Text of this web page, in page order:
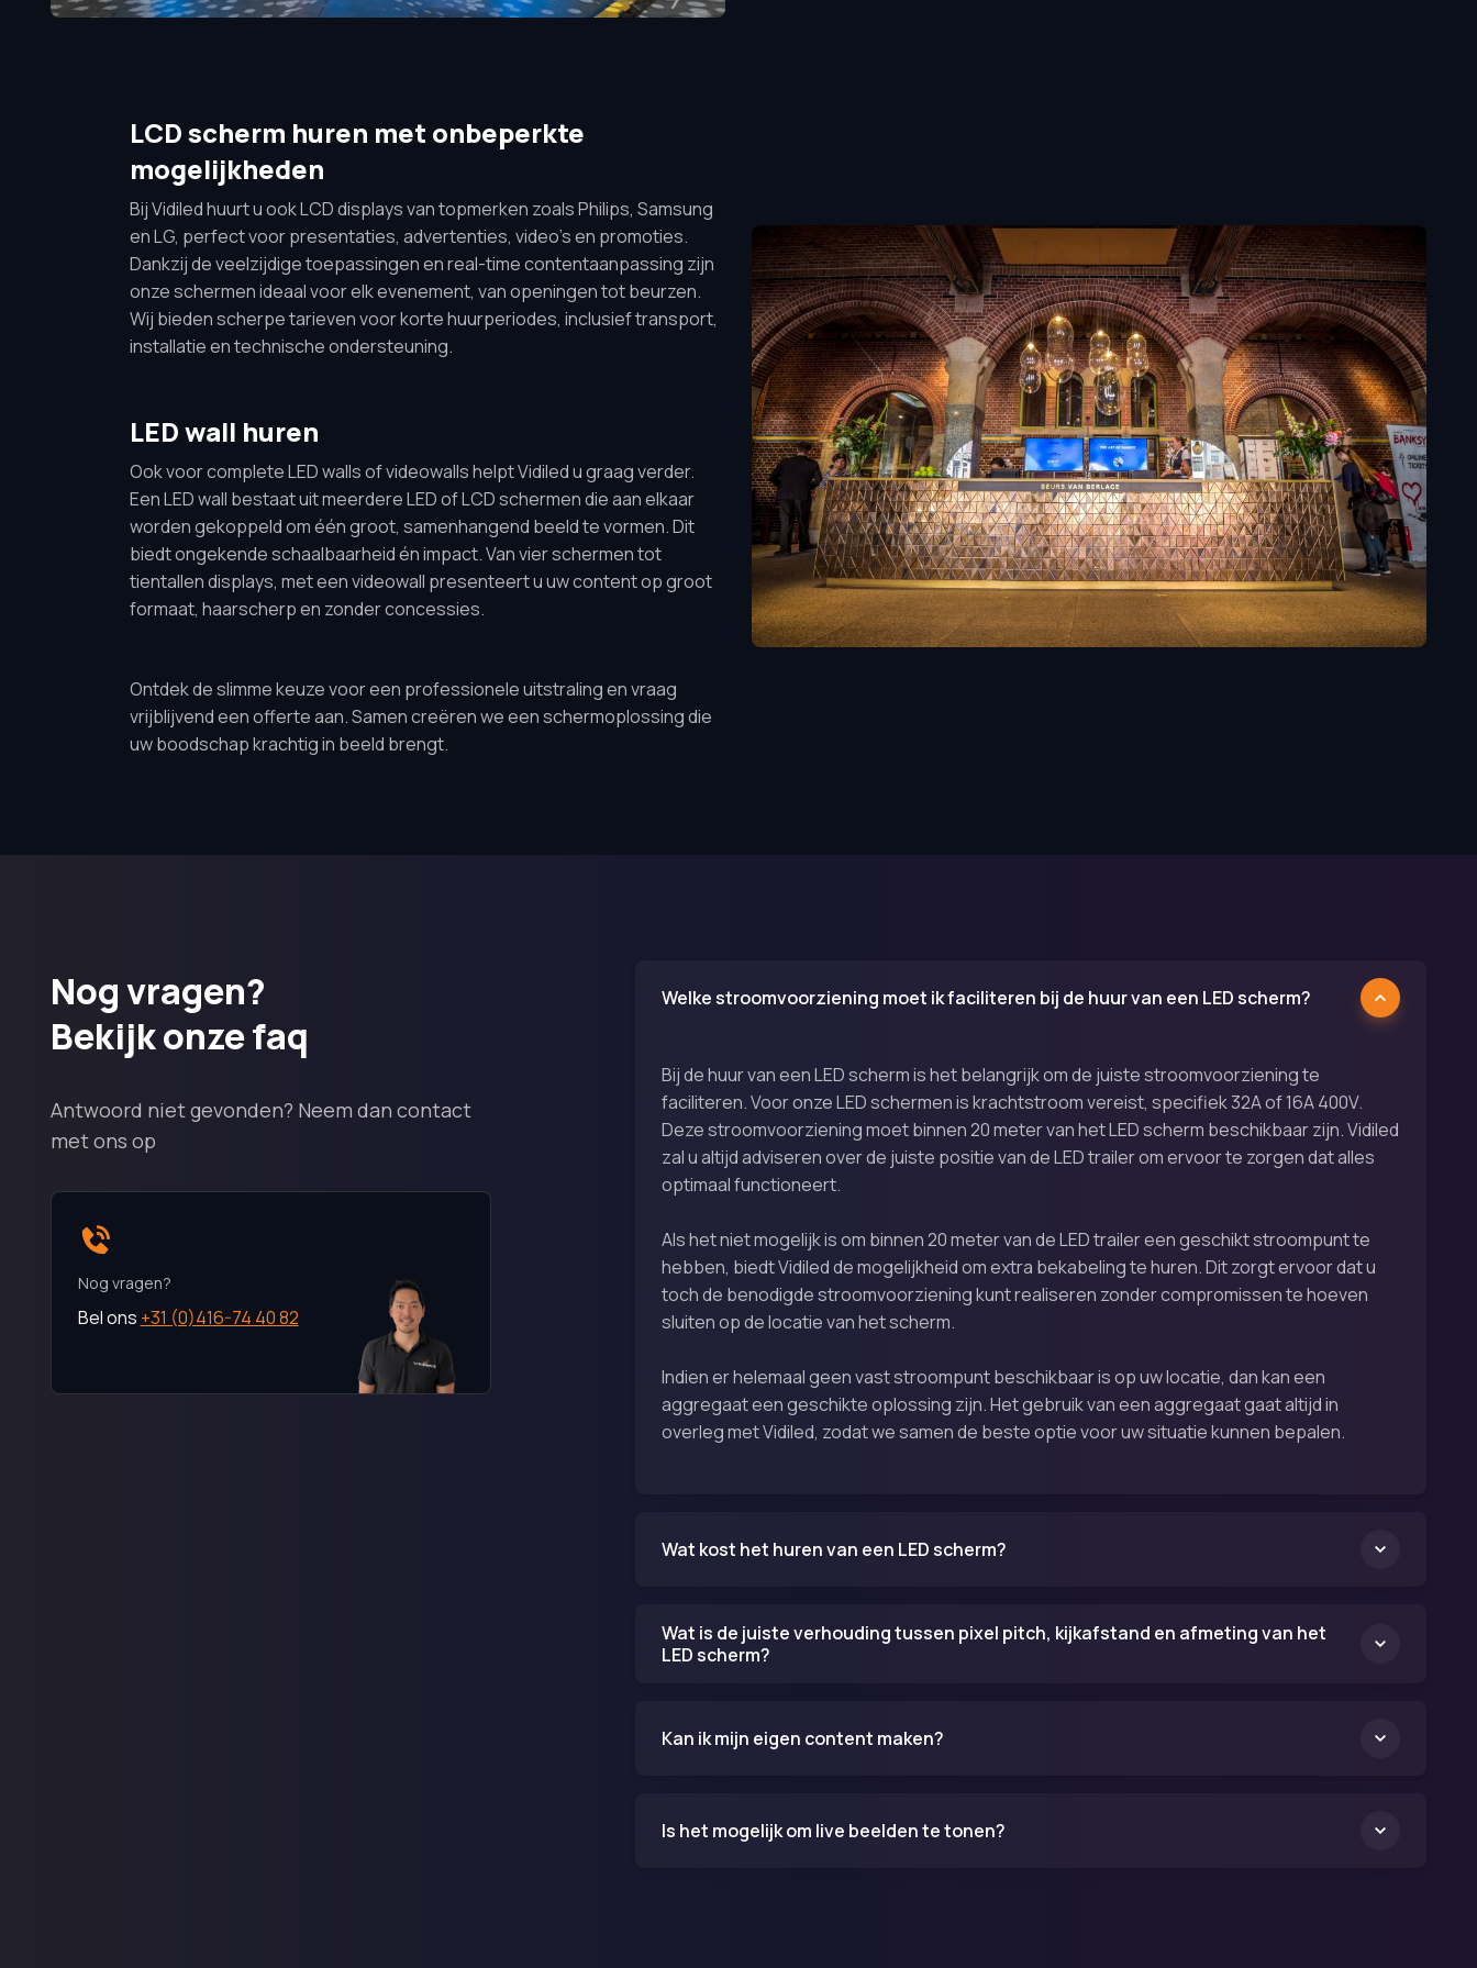
LCD scherm huren met onbeperkte
mogelijkheden
Bij Vidiled huurt u ook LCD displays van topmerken zoals Philips, Samsung
en LG, perfect voor presentaties, advertenties, video’s en promoties.
Dankzij de veelzijdige toepassingen en real-time contentaanpassing zijn
onze schermen ideaal voor elk evenement, van openingen tot beurzen.
Wij bieden scherpe tarieven voor korte huurperiodes, inclusief transport,
installatie en technische ondersteuning.
LED wall huren
Ook voor complete LED walls of videowalls helpt Vidiled u graag verder.
Een LED wall bestaat uit meerdere LED of LCD schermen die aan elkaar
worden gekoppeld om één groot, samenhangend beeld te vormen. Dit
biedt ongekende schaalbaarheid én impact. Van vier schermen tot
tientallen displays, met een videowall presenteert u uw content op groot
formaat, haarscherp en zonder concessies.
Ontdek de slimme keuze voor een professionele uitstraling en vraag
vrijblijvend een offerte aan. Samen creëren we een schermoplossing die
uw boodschap krachtig in beeld brengt.
Nog vragen?
Bekijk onze faq
Antwoord niet gevonden? Neem dan contact
met ons op
Nog vragen?
Bel ons +31 (0)416-74 40 82
Welke stroomvoorziening moet ik faciliteren bij de huur van een LED scherm?
Bij de huur van een LED scherm is het belangrijk om de juiste stroomvoorziening te
faciliteren. Voor onze LED schermen is krachtstroom vereist, specifiek 32A of 16A 400V.
Deze stroomvoorziening moet binnen 20 meter van het LED scherm beschikbaar zijn. Vidiled
zal u altijd adviseren over de juiste positie van de LED trailer om ervoor te zorgen dat alles
optimaal functioneert.
Als het niet mogelijk is om binnen 20 meter van de LED trailer een geschikt stroompunt te
hebben, biedt Vidiled de mogelijkheid om extra bekabeling te huren. Dit zorgt ervoor dat u
toch de benodigde stroomvoorziening kunt realiseren zonder compromissen te hoeven
sluiten op de locatie van het scherm.
Indien er helemaal geen vast stroompunt beschikbaar is op uw locatie, dan kan een
aggregaat een geschikte oplossing zijn. Het gebruik van een aggregaat gaat altijd in
overleg met Vidiled, zodat we samen de beste optie voor uw situatie kunnen bepalen.
Wat kost het huren van een LED scherm?
Wat is de juiste verhouding tussen pixel pitch, kijkafstand en afmeting van het
LED scherm?
Kan ik mijn eigen content maken?
Is het mogelijk om live beelden te tonen?